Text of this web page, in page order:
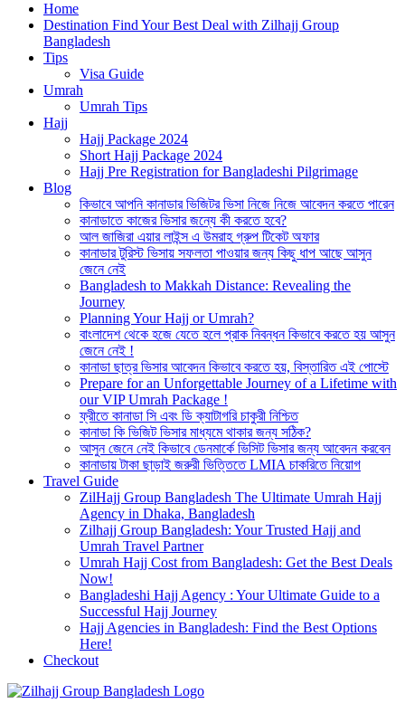
জিলহজ্জ গ্রুপ বাংলাদেশ
Best Hajj Umrah Travel Tour Agent in Bangladesh
Home
Destination Find Your Best Deal with Zilhajj Group
Bangladesh
Tips
Visa Guide
Umrah
Umrah Tips
Hajj
Hajj Package 2024
Short Hajj Package 2024
Hajj Pre Registration for Bangladeshi Pilgrimage
Blog
কিভাবে আপনি কানাডার ভিজিটর ভিসা নিজে নিজে আবেদন করতে পারেন
কানাডাতে কাজের ভিসার জন্যে কী করতে হবে?
আল জাজিরা এয়ার লাইন্স এ উমরাহ গ্রুপ টিকেট অফার
কানাডার টুরিস্ট ভিসায় সফলতা পাওয়ার জন্য কিছু ধাপ আছে আসুন
জেনে নেই
Bangladesh to Makkah Distance: Revealing the
Journey
Planning Your Hajj or Umrah?
বাংলাদেশ থেকে হজে যেতে হলে প্রাক নিবন্ধন কিভাবে করতে হয় আসুন
জেনে নেই !
কানাডা ছাত্র ভিসার আবেদন কিভাবে করতে হয়, বিস্তারিত এই পোস্টে
Prepare for an Unforgettable Journey of a Lifetime with
our VIP Umrah Package !
ফ্রীতে কানাডা সি এবং ডি ক্যাটাগরি চাকুরী নিশ্চিত
কানাডা কি ভিজিট ভিসার মাধ্যমে থাকার জন্য সঠিক?
আসুন জেনে নেই কিভাবে ডেনমার্কে ভিসিট ভিসার জন্য আবেদন করবেন
কানাডায় টাকা ছাড়াই জরুরী ভিত্তিতে LMIA চাকরিতে নিয়োগ
Travel Guide
ZilHajj Group Bangladesh The Ultimate Umrah Hajj
Agency in Dhaka, Bangladesh
Zilhajj Group Bangladesh: Your Trusted Hajj and
Umrah Travel Partner
Umrah Hajj Cost from Bangladesh: Get the Best Deals
Now!
Bangladeshi Hajj Agency : Your Ultimate Guide to a
Successful Hajj Journey
Hajj Agencies in Bangladesh: Find the Best Options
Here!
Checkout